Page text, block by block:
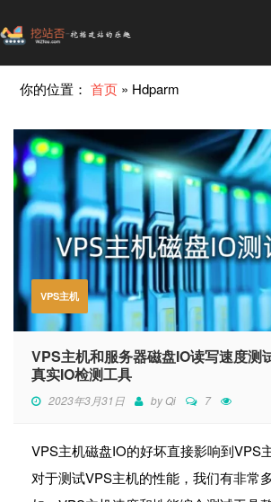
你的位置：首页 » Hdparm
VPS主机
VPS主机和服务器磁盘IO读写速度测
真实IO检测工具
2023年3月31日 byQi 7
VPS主机磁盘IO的好坏直接影响到VPS
对于测试VPS主机的性能，我们有非常